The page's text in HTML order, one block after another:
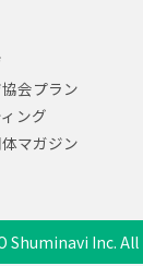
会プラン
ング
マガジン
Shuminavi Inc.